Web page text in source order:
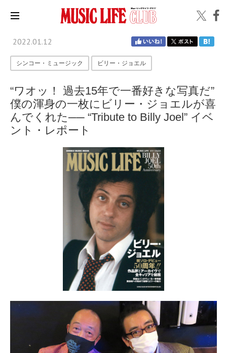
2022.01.12
シンコー・ミュージック ビリー・ジョエル
“ワオッ！ 過去15年で一番好きな写真だ”
僕の渾身の一枚にビリー・ジョエルが喜
んでくれた── “Tribute to Billy Joel” イベ
ント・レポート